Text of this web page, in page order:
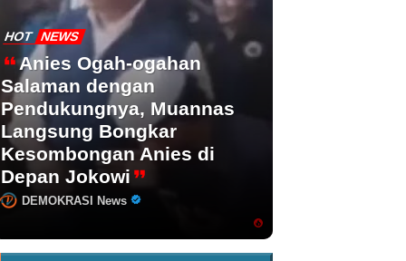
HOT NEWS
Anies Ogah-ogahan
Salaman dengan
Pendukungnya, Muannas
Langsung Bongkar
Kesombongan Anies di
Depan Jokowi
DEMOKRASI News